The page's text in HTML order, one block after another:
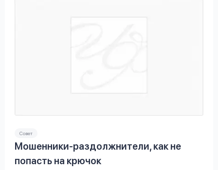
Совет
Мошенники-раздолжнители, как не
попасть на крючок